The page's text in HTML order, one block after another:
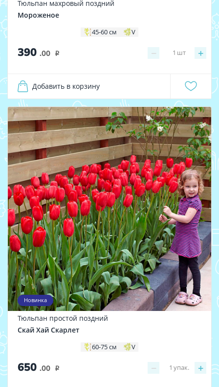
Тюльпан махровый поздний
Мороженое
45-60 см V
390 .00 i − +
1 шт
Добавить в корзину
Новинка
Тюльпан простой поздний
Скай Хай Скарлет
60-75 см V
650 .00 i − +
1 упак.